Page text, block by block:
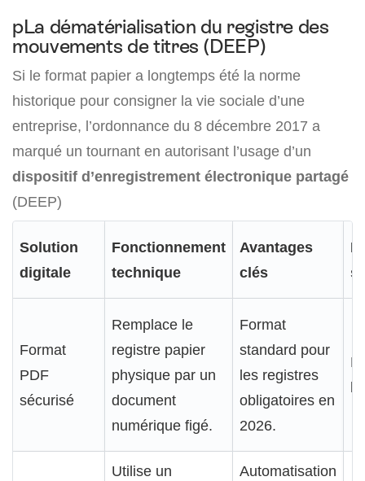
pLa dématérialisation du registre des
mouvements de titres (DEEP)
Si le format papier a longtemps été la norme
historique pour consigner la vie sociale d’une
entreprise, l’ordonnance du 8 décembre 2017 a
marqué un tournant en autorisant l’usage d’un
dispositif d’enregistrement électronique partagé
(DEEP)
Solution
digitale
Fonctionnement
technique
Avantages
clés
Format
PDF
sécurisé
Remplace le
registre papier
physique par un
document
numérique figé.
Format
standard pour
les registres
obligatoires en
2026.
Utilise un
Automatisation